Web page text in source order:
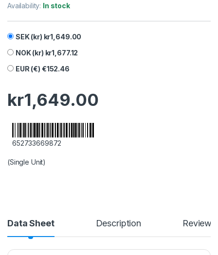
Availability: In stock
SEK (kr) kr1,649.00
NOK (kr) kr1,677.12
EUR (€) €152.46
kr1,649.00
652733669872
(Single Unit)
Data Sheet Description Reviews